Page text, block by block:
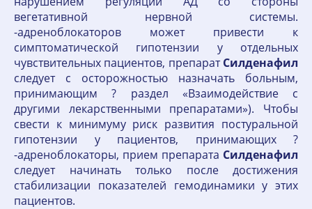
вегетативной нервной системы.
-адреноблокаторов может привести к
симптоматической гипотензии у отдельных
чувствительных пациентов, препаратСилденафил
следует с осторожностью назначать больным,
принимающим ? раздел «Взаимодействие с
другими лекарственными препаратами»). Чтобы
свести к минимуму риск развития постуральной
гипотензии у пациентов, принимающих ?
-адреноблокаторы, прием препарата Силденафил
следует начинать только после достижения
стабилизации показателей гемодинамики у этих
пациентов.